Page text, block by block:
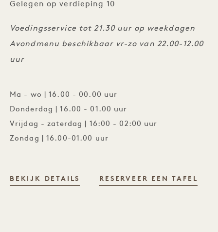
Gelegen op verdieping 10
Voedingsservice tot 21.30 uur op weekdagen
Avondmenu beschikbaar vr-zo van 22.00-12.00
uur
Ma - wo | 16.00 - 00.00 uur
Donderdag | 16.00 - 01.00 uur
Vrijdag - zaterdag | 16:00 - 02:00 uur
Zondag | 16.00-01.00 uur
BEKIJK DETAILS HARRIET'S LOUNGE
RESERVEER EEN TAFEL